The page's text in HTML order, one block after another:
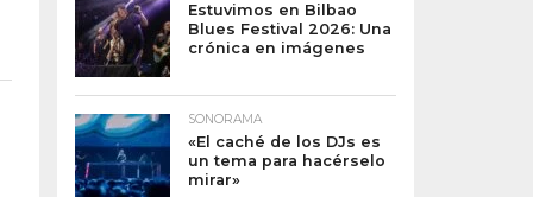
Estuvimos en Bilbao
Blues Festival 2026: Una
crónica en imágenes
SONORAMA
«El caché de los DJs es
un tema para hacérselo
mirar»